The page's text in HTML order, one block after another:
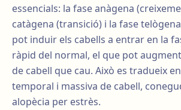
essencials: la fase anàgena
catàgena (transició) i la fase
pot induir els cabells a entrar en la
ràpid del normal, el que pot
de cabell que cau. Això es tradueix
temporal i massiva de cabell,
alopècia per estrès.